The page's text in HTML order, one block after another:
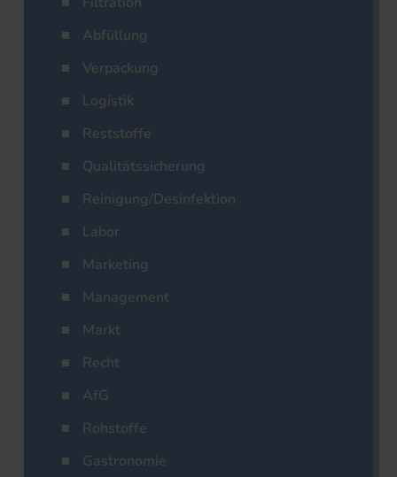
Abfüllung
Verpackung
Logistik
Reststoffe
Qualitätssicherung
Reinigung/Desinfektion
Labor
Marketing
Management
Markt
Recht
AfG
Rohstoffe
Gastronomie